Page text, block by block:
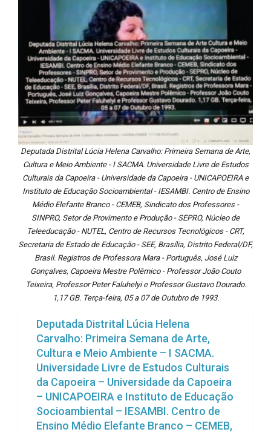
Deputada Distrital Lúcia Helena Carvalho: Primeira Semana de Arte,
Cultura e Meio Ambiente - I SACMA. Universidade Livre de Estudos
Culturais da Capoeira - Universidade da Capoeira - UNICAPOEIRA e
Instituto de Educação Socioambiental - IESAMBI. Centro de Ensino
Médio Elefante Branco - CEMEB, Sindicato dos Professores -
SINPRO, Setor de Provimento e Produção - SEPRO, Núcleo de
Teleeducação - NUTEL, Centro de Recursos Tecnológicos - CRT,
Secretaria de Estado de Educação - SEE, Brasília, Distrito Federal/DF,
Brasil. Registros de Professora Mara - Português, José Luiz
Gonçalves, Capoeira Mestre Polêmico - Professor João Couto
Teixeira, Professor Peter Faluhelyi e Professor Gustavo Dourado.
1,17 GB. Terça-feira, 05 a 07 de Outubro de 1993.
Deputada Distrital Lúcia Helena
Carvalho: Primeira Semana de Arte,
Cultura e Meio Ambiente – I SACMA.
Universidade Livre de Estudos Culturais
da Capoeira – Universidade da Capoeira
– UNICAPOEIRA e Instituto de Educação
Socioambiental – IESAMBI. Centro de
Ensino Médio Elefante Branco – CEMEB,